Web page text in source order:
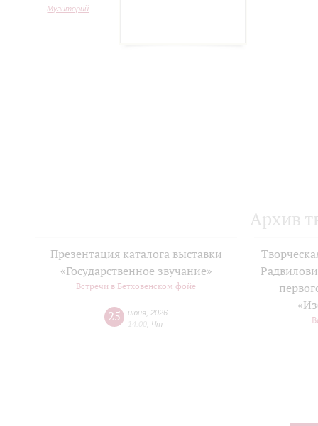
Музиторий
Архив
Презентация каталога выставки
«Государственное звучание»
Встречи в Бетховенском фойе
25 июня 2026
14:00 Чт